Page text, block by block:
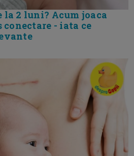
la 2 luni? Acum joaca
- iata ce